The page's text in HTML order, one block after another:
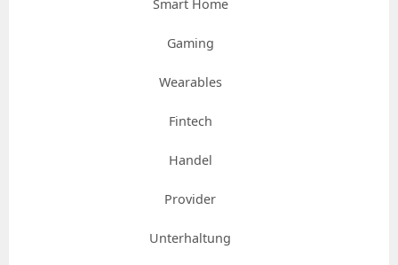
Smart Home
Gaming
Wearables
Fintech
Handel
Provider
Unterhaltung